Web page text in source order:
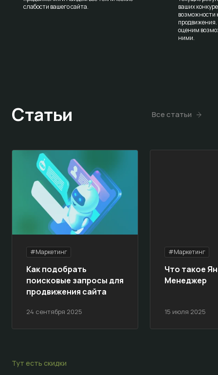
слабости вашего сайта.
ваших
возможности
оценим
ними.
Статьи Все статьи
#Маркетинг
24 сентября 2025
Как подобрать
поисковые запросы для
продвижения сайта
#Маркетинг
15 июля 2025
Что такое
Менеджер
Тут есть скидки